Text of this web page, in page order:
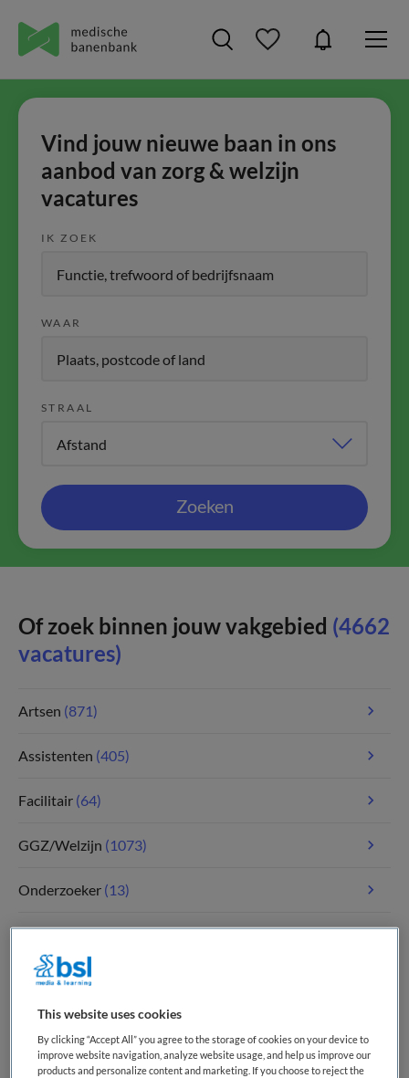
Vind jouw nieuwe baan in ons
aanbod van zorg & welzijn
vacatures
IK ZOEK
WAAR
STRAAL
Zoeken
Of zoek binnen jouw vakgebied (4662
vacatures)
Artsen (871)
Assistenten (405)
Facilitair (64)
GGZ/Welzijn (1073)
Onderzoeker (13)
Paramedici(112)
Tandheelkunde
Verpleegkunde(1780)
Zorgmanagement (340)
This website uses cookies
By clicking “Accept All” you agree to the storage of cookies on your device to
improve website navigation, analyze website usage, and help us improve our
products and personalize content and marketing. If you choose to reject the